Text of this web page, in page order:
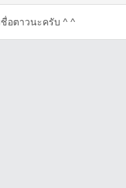
อตาวนะครับ ^ ^